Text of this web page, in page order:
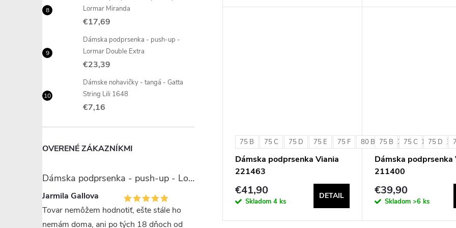
Lormar Miranda
€17,69
Dámska podprsenka - push-up -
Lormar Double Extra
€23,39
Dámske nohavičky - tangá - Gatta
String Lili 1648
€7,16
OVERENÉ ZÁKAZNÍKMI
Dámska podprsenka - push-up - Lormar Miranda
Jarmila Gallova
Tovar nemôžem hodnotiť, ešte stále ho
nemám doma, ani po tých 18 dňoch od
75 B 75 C 75 D 75 E 75 F 80 B 80 C 80 D 80 E
Dámska podprsenka Viania
221463
€41,90
Skladom 4 ks
DETAIL
75 B 75 C 75 D
Dámska podprsenka
211400
€39,90
Skladom>6 ks